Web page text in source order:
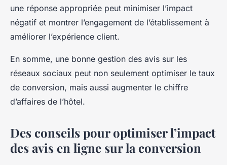
une réponse appropriée peut minimiser l’impact
négatif et montrer l’engagement de l’établissement à
améliorer l’expérience client.
En somme, une bonne gestion des avis sur les
réseaux sociaux peut non seulement optimiser le taux
de conversion, mais aussi augmenter le chiffre
d’affaires de l’hôtel.
Des conseils pour optimiser l’impact
des avis en ligne sur la conversion